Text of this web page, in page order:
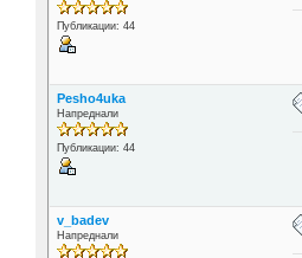
Публикации: 44
Pesho4uka
Напреднали
Публикации: 44
v_badev
Напреднали